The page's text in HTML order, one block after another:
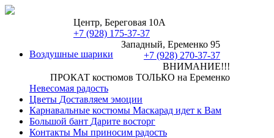
Центр, Береговая 10А
+7 (928) 175-37-37
Западный, Еременко 95
+7 (928) 270-37-37
ВНИМАНИЕ!!!
ПРОКАТ костюмов ТОЛЬКО на Еременко
Воздушные шарики
Невесомая радость
Цветы Доставляем эмоции
Карнавальные костюмы Маскарад идет к Вам
Большой бант Дарите восторг
Контакты Мы приносим радость